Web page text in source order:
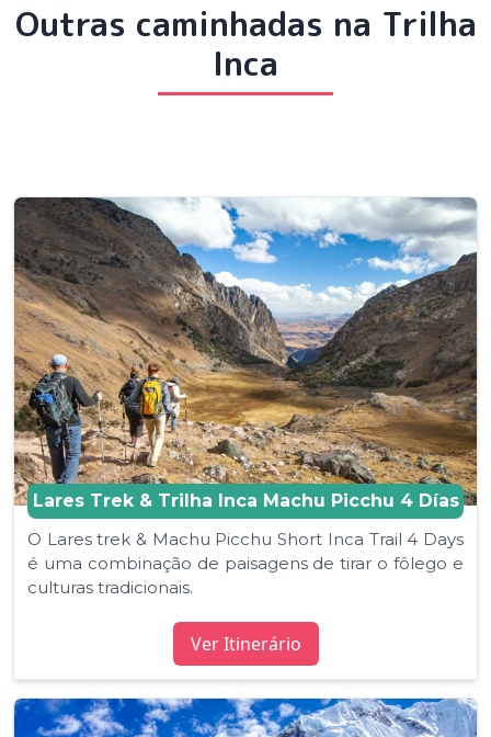
Outras caminhadas na Trilha
Inca
Lares Trek & Trilha Inca Machu Picchu 4 Días
O Lares trek & Machu Picchu Short Inca Trail 4 Days
é uma combinação de paisagens de tirar o fôlego e
culturas tradicionais.
Ver Itinerário